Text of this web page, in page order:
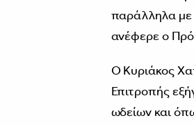
παράλληλα με
ανέφερε ο
Ο Κυριάκος
Επιτροπής
ωδείων και